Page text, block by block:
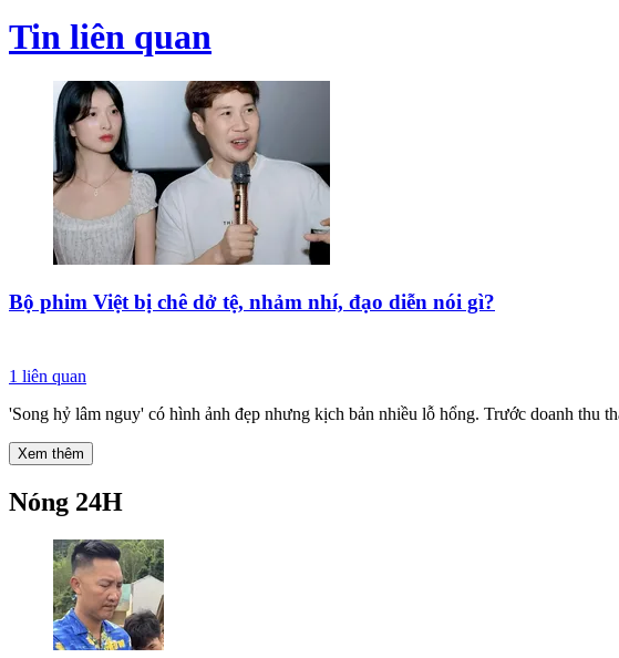
Tin liên quan
Bộ phim Việt bị chê dở tệ, nhảm nhí, đạo diễn nói gì?
1 liên quan
'Song hỷ lâm nguy' có hình ảnh đẹp nhưng kịch bản nhiều lỗ hổng. Trước doanh thu
Xem thêm
Nóng 24H